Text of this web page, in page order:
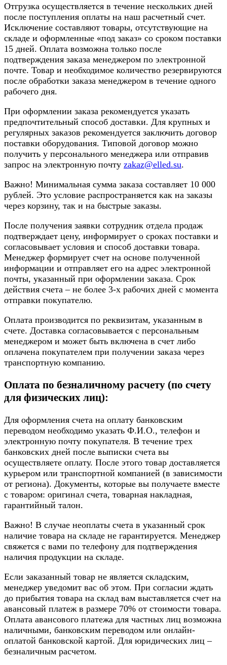
Отгрузка осуществляется в течение нескольких дней
после поступления оплаты на наш расчетный счет.
Исключение составляют товары, отсутствующие на
складе и оформленные «под заказ» со сроком поставки
15 дней. Оплата возможна только после
подтверждения заказа менеджером по электронной
почте. Товар и необходимое количество резервируются
после обработки заказа менеджером в течение одного
рабочего дня.
При оформлении заказа рекомендуется указать
предпочтительный способ доставки. Для крупных и
регулярных заказов рекомендуется заключить договор
поставки оборудования. Типовой договор можно
получить у персонального менеджера или отправив
запрос на электронную почту zakaz@elled.su.
Важно! Минимальная сумма заказа составляет 10 000
рублей. Это условие распространяется как на заказы
через корзину, так и на быстрые заказы.
После получения заявки сотрудник отдела продаж
подтверждает цену, информирует о сроках поставки и
согласовывает условия и способ доставки товара.
Менеджер формирует счет на основе полученной
информации и отправляет его на адрес электронной
почты, указанный при оформлении заказа. Срок
действия счета – не более 3-х рабочих дней с момента
отправки покупателю.
Оплата производится по реквизитам, указанным в
счете. Доставка согласовывается с персональным
менеджером и может быть включена в счет либо
оплачена покупателем при получении заказа через
транспортную компанию.
Оплата по безналичному расчету (по счету
для физических лиц):
Для оформления счета на оплату банковским
переводом необходимо указать Ф.И.О., телефон и
электронную почту покупателя. В течение трех
банковских дней после выписки счета вы
осуществляете оплату. После этого товар доставляется
курьером или транспортной компанией (в зависимости
от региона). Документы, которые вы получаете вместе
с товаром: оригинал счета, товарная накладная,
гарантийный талон.
Важно! В случае неоплаты счета в указанный срок
наличие товара на складе не гарантируется. Менеджер
свяжется с вами по телефону для подтверждения
наличия продукции на складе.
Если заказанный товар не является складским,
менеджер уведомит вас об этом. При согласии ждать
до прибытия товара на склад вам выставляется счет на
авансовый платеж в размере 70% от стоимости товара.
Оплата авансового платежа для частных лиц возможна
наличными, банковским переводом или онлайн-
оплатой банковской картой. Для юридических лиц –
безналичным расчетом.